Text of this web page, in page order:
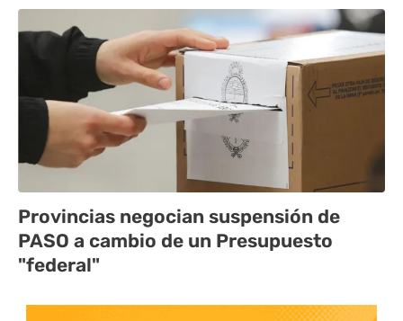
Provincias negocian suspensión de
PASO a cambio de un Presupuesto
"federal"